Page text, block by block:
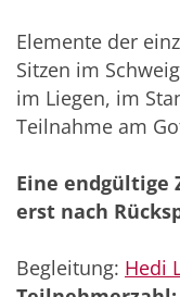
Elemente der
Sitzen im
im Liegen, im
Teilnahme am
Eine endgültige
erst nach
Begleitung: Hedi